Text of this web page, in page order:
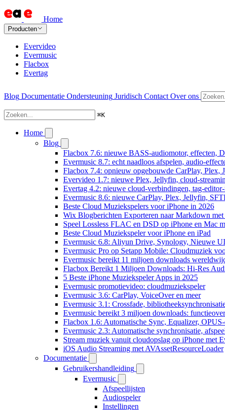
Home
Producten
Evervideo
Evermusic
Flacbox
Evertag
Blog Documentatie Ondersteuning Juridisch Contact Over ons
⌘K
Home
Blog
Flacbox 7.6: nieuwe BASS-audiomotor, effecten,
Evermusic 8.7: echt naadloos afspelen, audio-
Flacbox 7.4: opnieuw opgebouwde CarPlay, Plex,
Evervideo 1.7: nieuwe Plex, Jellyfin, cloud-
Evertag 4.2: nieuwe cloud-verbindingen, tag-
Evermusic 8.6: nieuwe CarPlay, Plex, Jellyfin,
Beste Cloud Muziekspelers voor iPhone in 2026
Wix Blogberichten Exporteren naar Markdown
Speel Lossless FLAC en DSD op iPhone en Mac
Beste Cloud Muziekspeler voor iPhone en iPad
Evermusic 6.8: Aliyun Drive, Synology, Nieuwe
Evermusic Pro op Setapp Mobile: Cloudmuziek
Evermusic bereikt 11 miljoen downloads
Flacbox Bereikt 1 Miljoen Downloads: Hi-Res
5 Beste iPhone Muziekspeler Apps in 2025
Evermusic promotievideo: cloudmuziekspeler
Evermusic 3.6: CarPlay, VoiceOver en meer
Evermusic 3.1: Crossfade,
Evermusic bereikt 3 miljoen downloads:
Flacbox 1.6: Automatische Sync, Equalizer,
Evermusic 2.3: Automatische synchronisatie,
Stream muziek vanuit cloudopslag op iPhone met
iOS Audio Streaming met AVAssetResourceLoader
Documentatie
Gebruikershandleiding
Evermusic
Afspeellijsten
Audiospeler
Instellingen